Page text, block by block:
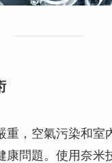
重，空氣污染和室
康問題。使用奈米